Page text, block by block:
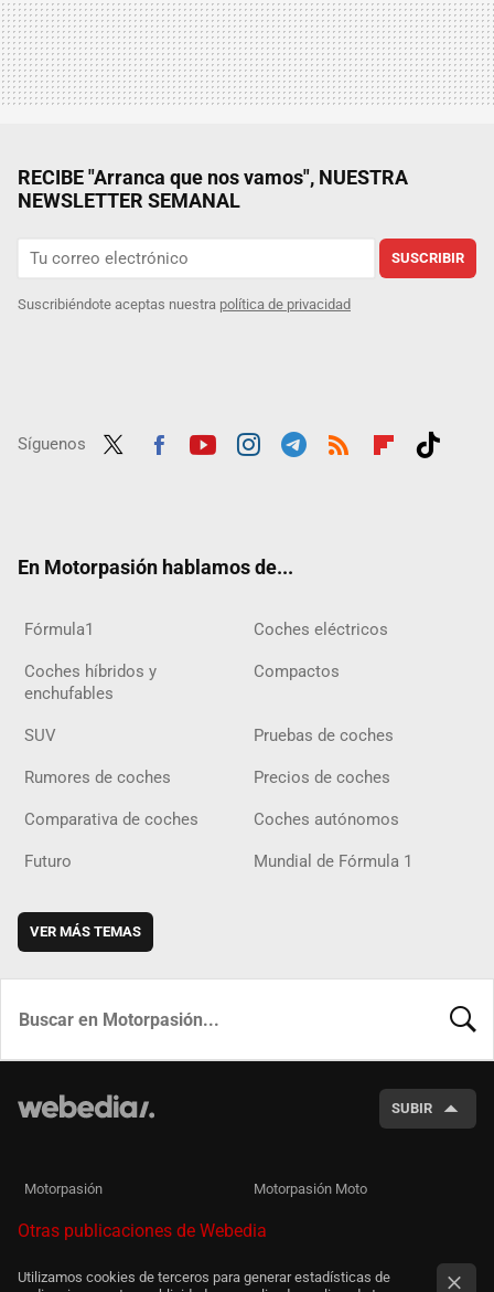
RECIBE "Arranca que nos vamos", NUESTRA
NEWSLETTER SEMANAL
SUSCRIBIR
Suscribiéndote aceptas nuestra política de privacidad
Síguenos
En Motorpasión hablamos de...
Fórmula1 Coches eléctricos
Coches híbridos y
enchufables
Compactos
SUV Pruebas de coches
Rumores de coches Precios de coches
Comparativa de coches Coches autónomos
Futuro Mundial de Fórmula 1
VER MÁS TEMAS
SUBIR
Motorpasión Motorpasión Moto
Otras publicaciones de Webedia
Utilizamos cookies de terceros para generar estadísticas de